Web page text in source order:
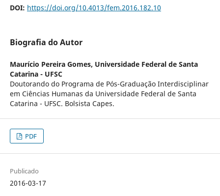
DOI: https://doi.org/10.4013/fem.2016.182.10
Biografia do Autor
Maurício Pereira Gomes, Universidade Federal de Santa
Catarina - UFSC
Doutorando do Programa de Pós-Graduação Interdisciplinar
em Ciências Humanas da Universidade Federal de Santa
Catarina - UFSC. Bolsista Capes.
PDF
Publicado
2016-03-17